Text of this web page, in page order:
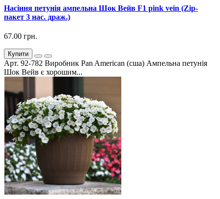
Насіння петунія ампельна Шок Вейв F1 pink vein (Zip-
пакет 3 нас. драж.)
67.00 грн.
Купити
Арт. 92-782 Виробник Pan American (сша) Ампельна петунія
Шок Вейв є хорошим...